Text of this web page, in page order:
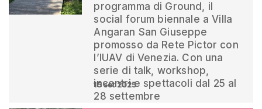
programma di Ground, il
social forum biennale a Villa
Angaran San Giuseppe
promosso da Rete Pictor con
l’IUAV di Venezia. Con una
serie di talk, workshop,
incontri e spettacoli dal 25 al
28 settembre
15 set 2025